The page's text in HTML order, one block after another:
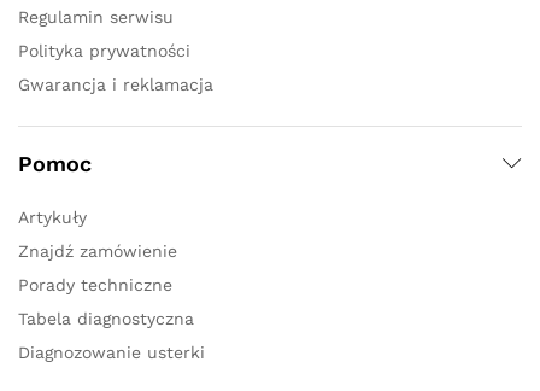
Regulamin serwisu
Polityka prywatności
Gwarancja i reklamacja
Pomoc
Artykuły
Znajdź zamówienie
Porady techniczne
Tabela diagnostyczna
Diagnozowanie usterki